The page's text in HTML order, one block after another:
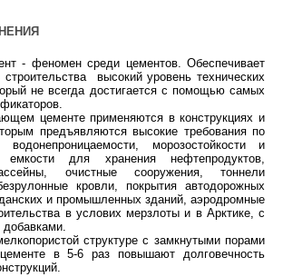
- феномен среди цементов. Обеспечивает
высокий уровень технических
не всегда достигается с помощью самых
цементе применяются в конструкциях и
предъявляются высокие требования по
водонепроницаемости, морозостойкости и
для хранения нефтепродуктов,
очистные сооружения, тоннели
кровли, покрытия автодорожных
и промышленных зданий, аэродромные
в услових мерзлоты и в Арктике, с
структуре с замкнутыми порами
в 5-6 раз повышают долговечность